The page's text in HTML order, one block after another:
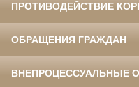
ПРОТИВОДЕЙСТВИЕ
ОБРАЩЕНИЯ ГРАЖДАН
ВНЕПРОЦЕССУАЛЬНЫЕ